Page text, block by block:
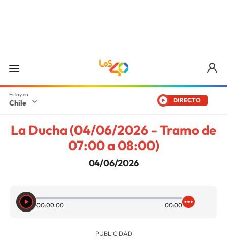
Chile DIRECTO
La Ducha (04/06/2026 - Tramo de
07:00 a 08:00)
04/06/2026
00:00:00 00:00